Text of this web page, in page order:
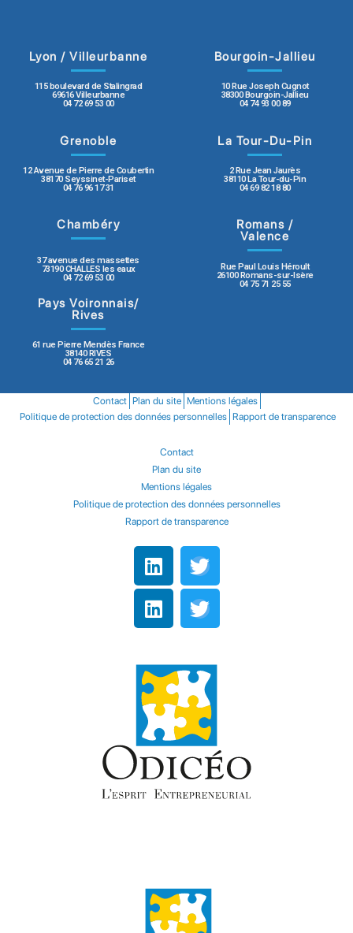
Lyon / Villeurbanne
115 boulevard de Stalingrad
69616 Villeurbanne
04 72 69 53 00
Bourgoin-Jallieu
10 Rue Joseph Cugnot
38300 Bourgoin-Jallieu
04 74 93 00 89
Grenoble
12 Avenue de Pierre de Coubertin
38170 Seyssinet-Pariset
04 76 96 17 31
La Tour-Du-Pin
2 Rue Jean Jaurès
38110 La Tour-du-Pin
04 69 82 18 80
Chambéry
37 avenue des massettes
73190 CHALLES les eaux
04 72 69 53 00
Romans /
Valence
Rue Paul Louis Héroult
26100 Romans-sur-Isère
04 75 71 25 55
Pays Voironnais/
Rives
61 rue Pierre Mendès France
38140 RIVES
04 76 65 21 26
Contact Plan du site Mentions légales
Politique de protection des données personnelles Rapport de transparence
Contact
Plan du site
Mentions légales
Politique de protection des données personnelles
Rapport de transparence